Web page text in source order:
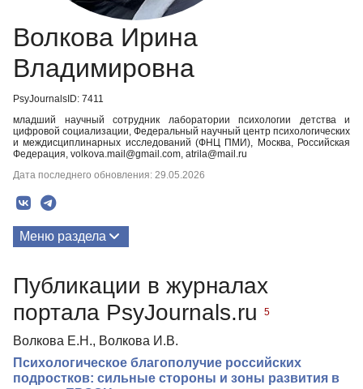
Волкова Ирина
Владимировна
PsyJournalsID: 7411
младший научный сотрудник лаборатории психологии детства и
цифровой социализации, Федеральный научный центр психологических
и междисциплинарных исследований (ФНЦ ПМИ), Москва, Российская
Федерация, volkova.mail@gmail.com, atrila@mail.ru
Дата последнего обновления: 29.05.2026
Меню раздела
Публикации в журналах
портала PsyJournals.ru
5
Волкова Е.Н., Волкова И.В.
Психологическое благополучие российских
подростков: сильные стороны и зоны развития в